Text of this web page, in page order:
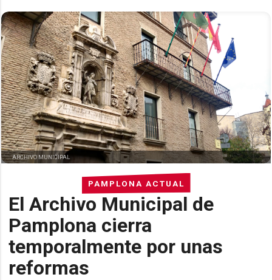
PAMPLONA ACTUAL
El Archivo Municipal de
Pamplona cierra
temporalmente por unas
reformas
ARCHIVO MUNICIPAL